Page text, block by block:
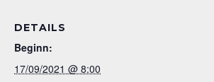
DETAILS
Beginn:
17/09/2021 @ 8:00